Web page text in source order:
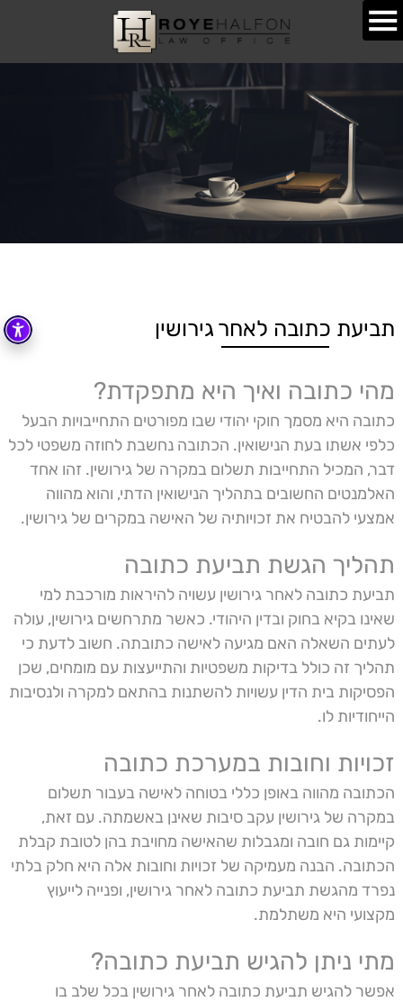
תביעת כתובה לאחר גירושין
מהי כתובה ואיך היא מתפקדת?
כתובה היא מסמך חוקי יהודי שבו מפורטים התחייבויות הבעל
כלפי אשתו בעת הנישואין. הכתובה נחשבת לחוזה משפטי לכל
דבר, המכיל התחייבות תשלום במקרה של גירושין. זהו אחד
האלמנטים החשובים בתהליך הנישואין הדתי, והוא מהווה
אמצעי להבטיח את זכויותיה של האישה במקרים של גירושין.
תהליך הגשת תביעת כתובה
תביעת כתובה לאחר גירושין עשויה להיראות מורכבת למי
שאינו בקיא בחוק ובדין היהודי. כאשר מתרחשים גירושין, עולה
לעתים השאלה האם מגיעה לאישה כתובתה. חשוב לדעת כי
תהליך זה כולל בדיקות משפטיות והתייעצות עם מומחים, שכן
הפסיקות בית הדין עשויות להשתנות בהתאם למקרה ולנסיבות
הייחודיות לו.
זכויות וחובות במערכת כתובה
הכתובה מהווה באופן כללי בטוחה לאישה בעבור תשלום
במקרה של גירושין עקב סיבות שאינן באשמתה. עם זאת,
קיימות גם חובה ומגבלות שהאישה מחויבת בהן לטובת קבלת
הכתובה. הבנה מעמיקה של זכויות וחובות אלה היא חלק בלתי
נפרד מהגשת תביעת כתובה לאחר גירושין, ופנייה לייעוץ
מקצועי היא משתלמת.
מתי ניתן להגיש תביעת כתובה?
אפשר להגיש תביעת כתובה לאחר גירושין בכל שלב בו